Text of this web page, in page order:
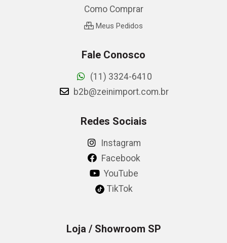
Como Comprar
Meus Pedidos
Fale Conosco
(11) 3324-6410
b2b@zeinimport.com.br
Redes Sociais
Instagram
Facebook
YouTube
TikTok
Loja / Showroom SP